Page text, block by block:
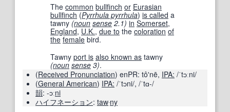
The common bullfinch or Eurasian
bullfinch (Pyrrhula pyrrhula) is called a
tawny (noun sense 2.1) in Somerset,
England, U.K., due to the coloration of
the female bird.
Tawny port is also known as tawny
(noun sense 3).
(Received Pronunciation) enPR: tôʹnē, IPA: /ˈtɔːni/
(General American) IPA: /ˈtɔni/, /ˈtɑ-/
韻: -ɔːni
ハイフネーション: taw‧ny